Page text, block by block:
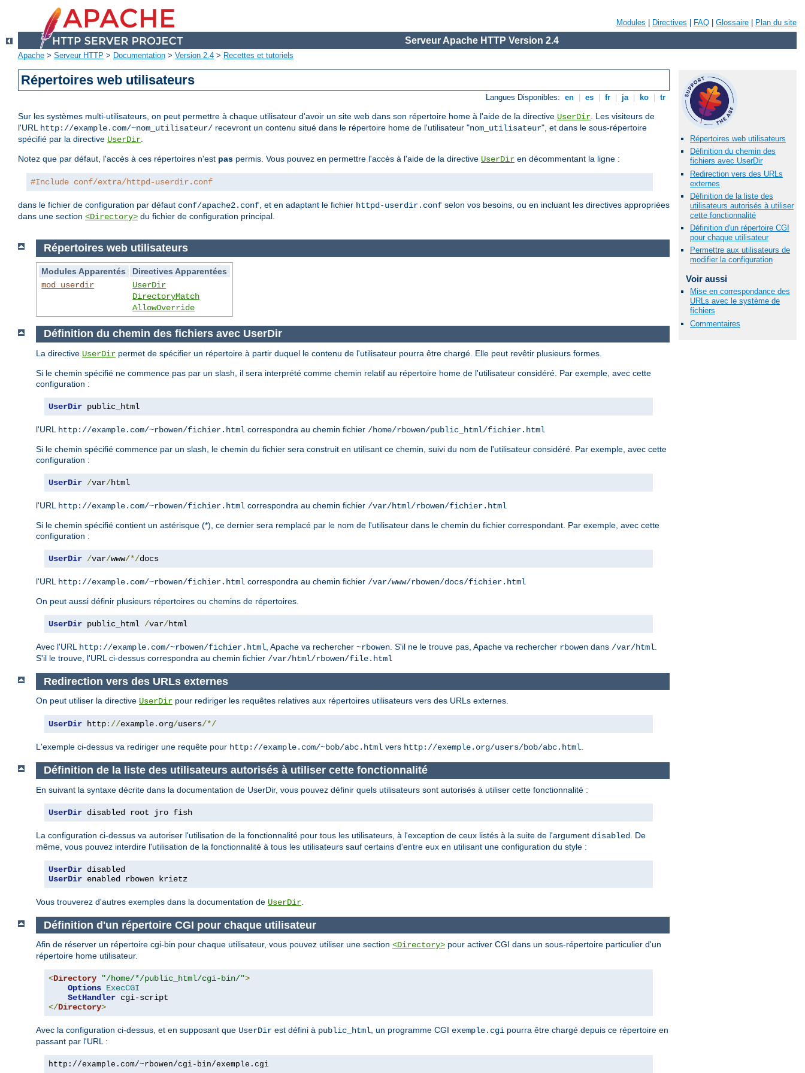
Modules Directives FAQ Glossaire Plan du site
Serveur Apache HTTP Version 2.4
Apache > Serveur HTTP > Documentation > Version 2.4 > Recettes et tutoriels
Répertoires web utilisateurs
Langues Disponibles: en es fr ja ko tr
Sur les systèmes multi-utilisateurs, on peut permettre à chaque utilisateur d'avoir un site web dans son répertoire home à l'aide de la directive UserDir. Les visiteurs de
l'URL http://example.com/~nom_utilisateur/ recevront un contenu situé dans le répertoire home de l'utilisateur "nom_utilisateur", et dans le sous-répertoire
spécifié par la directive UserDir.
Notez que par défaut, l'accès à ces répertoires n'est pas permis. Vous pouvez en permettre l'accès à l'aide de la directive UserDir en décommentant la ligne :
#Include conf/extra/httpd-userdir.conf
dans le fichier de configuration par défaut conf/apache2.conf, et en adaptant le fichier httpd-userdir.conf selon vos besoins, ou en incluant les directives appropriées
dans une section <Directory> du fichier de configuration principal.
Répertoires web utilisateurs
Définition du chemin des
fichiers avec UserDir
Redirection vers des URLs
externes
Définition de la liste des
utilisateurs autorisés à utiliser
cette fonctionnalité
Définition d'un répertoire CGI
pour chaque utilisateur
Permettre aux utilisateurs de
modifier la configuration
Voir aussi
Mise en correspondance des
URLs avec le système de
fichiers
Commentaires
Répertoires web utilisateurs
Modules Apparentés
Directives Apparentées
mod_userdir
UserDir
DirectoryMatch
AllowOverride
Définition du chemin des fichiers avec UserDir
La directive UserDir permet de spécifier un répertoire à partir duquel le contenu de l'utilisateur pourra être chargé. Elle peut revêtir plusieurs formes.
Si le chemin spécifié ne commence pas par un slash, il sera interprété comme chemin relatif au répertoire home de l'utilisateur considéré. Par exemple, avec cette
configuration :
UserDir public_html
l'URL http://example.com/~rbowen/fichier.html correspondra au chemin fichier /home/rbowen/public_html/fichier.html
Si le chemin spécifié commence par un slash, le chemin du fichier sera construit en utilisant ce chemin, suivi du nom de l'utilisateur considéré. Par exemple, avec cette
configuration :
UserDir /var/html
l'URL http://example.com/~rbowen/fichier.html correspondra au chemin fichier /var/html/rbowen/fichier.html
Si le chemin spécifié contient un astérisque (*), ce dernier sera remplacé par le nom de l'utilisateur dans le chemin du fichier correspondant. Par exemple, avec cette
configuration :
UserDir /var/www/*/docs
l'URL http://example.com/~rbowen/fichier.html correspondra au chemin fichier /var/www/rbowen/docs/fichier.html
On peut aussi définir plusieurs répertoires ou chemins de répertoires.
UserDir public_html /var/html
Avec l'URL http://example.com/~rbowen/fichier.html , Apache va rechercher ~rbowen . S'il ne le trouve pas, Apache va rechercher rbowen dans /var/html
S'il le trouve, l'URL ci-dessus correspondra au chemin fichier /var/html/rbowen/file.html
Redirection vers des URLs externes
On peut utiliser la directive UserDir pour rediriger les requêtes relatives aux répertoires utilisateurs vers des URLs externes.
UserDir http://example. org/users/*/
L'exemple ci-dessus va rediriger une requête pour http://example.com/~bob/abc.html vers http://exemple.org/users/bob/abc.html.
Définition de la liste des utilisateurs autorisés à utiliser cette fonctionnalité
En suivant la syntaxe décrite dans la documentation de UserDir, vous pouvez définir quels utilisateurs sont autorisés à utiliser cette fonctionnalité :
UserDir disabled root jro fish
La configuration ci-dessus va autoriser l'utilisation de la fonctionnalité pour tous les utilisateurs, à l'exception de ceux listés à la suite de l'argument disabled
. De
même, vous pouvez interdire l'utilisation de la fonctionnalité à tous les utilisateurs sauf certains d'entre eux en utilisant une configuration du style :
UserDir
UserDir enabled rbowen krietz
Vous trouverez d'autres exemples dans la documentation de UserDir
Définition d'un répertoire CGI pour chaque utilisateur
Afin de réserver un répertoire cgi-bin pour chaque utilisateur, vous pouvez utiliser une section <Directory> pour activer CGI dans un sous-répertoire particulier d'un
répertoire home utilisateur.
<Directory "/home/*/public_html/cgi-bin/">
Options ExecCGI
SetHandler
</Directory>
Avec la configuration ci-dessus, et en supposant que UserDir est défini à public_html, un programme CGI exemple.cgi pourra être chargé depuis ce répertoire en
passant par l'URL :
http://example.com/~rbowen/cgi-bin/exemple.cgi